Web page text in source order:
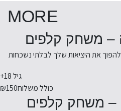
MORE
– משחק קלפים
להפוך את היציאות שלך לבלתי נשכחות
גיל 18+
כולל משלוח₪150
– משחק קלפים